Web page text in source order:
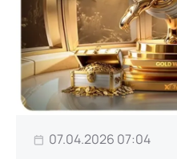
07.04.2026 07:04